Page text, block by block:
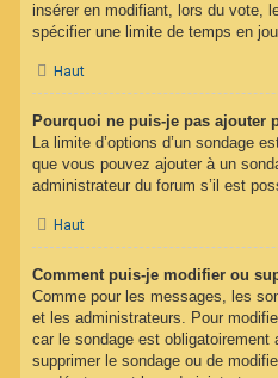
insérer en modifiant, lors du vote,
spécifier une limite de temps en
Haut
Pourquoi ne puis-je pas ajouter
La limite d’options d’un sondage
que vous pouvez ajouter à un
administrateur du forum s’il est
Haut
Comment puis-je modifier ou
Comme pour les messages, les
et les administrateurs. Pour
car le sondage est obligatoirement
supprimer le sondage ou de